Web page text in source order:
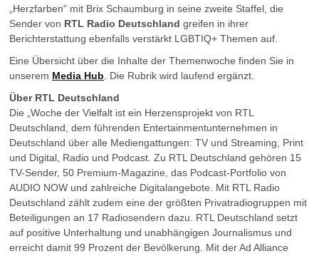
„Herzfarben“ mit Brix Schaumburg in seine zweite Staffel, die
Sender von RTL Radio Deutschland greifen in ihrer
Berichterstattung ebenfalls verstärkt LGBTIQ+ Themen auf.
Eine Übersicht über die Inhalte der Themenwoche finden Sie in
unserem Media Hub . Die Rubrik wird laufend ergänzt.
Über RTL Deutschland
Die „Woche der Vielfalt ist ein Herzensprojekt von RTL
Deutschland, dem führenden Entertainmentunternehmen in
Deutschland über alle Mediengattungen: TV und Streaming, Print
und Digital, Radio und Podcast. Zu RTL Deutschland gehören 15
TV-Sender, 50 Premium-Magazine, das Podcast-Portfolio von
AUDIO NOW und zahlreiche Digitalangebote. Mit RTL Radio
Deutschland zählt zudem eine der größten Privatradiogruppen mit
Beteiligungen an 17 Radiosendern dazu. RTL Deutschland setzt
auf positive Unterhaltung und unabhängigen Journalismus und
erreicht damit 99 Prozent der Bevölkerung. Mit der Ad Alliance